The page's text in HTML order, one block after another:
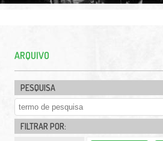
ARQUIVO
PESQUISA
FILTRAR POR: